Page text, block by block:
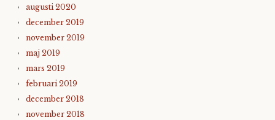
augusti 2020
december 2019
november 2019
maj 2019
mars 2019
februari 2019
december 2018
november 2018